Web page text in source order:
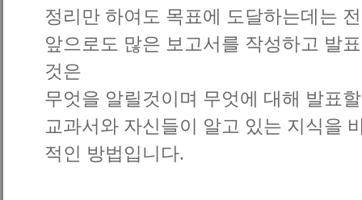
정리만 하여도 목표에 도달하는데는
앞으로도 많은 보고서를 작성하고 발
것은
무엇을 알릴것이며 무엇에 대해 발표
교과서와 자신들이 알고 있는 지식을
적인 방법입니다.